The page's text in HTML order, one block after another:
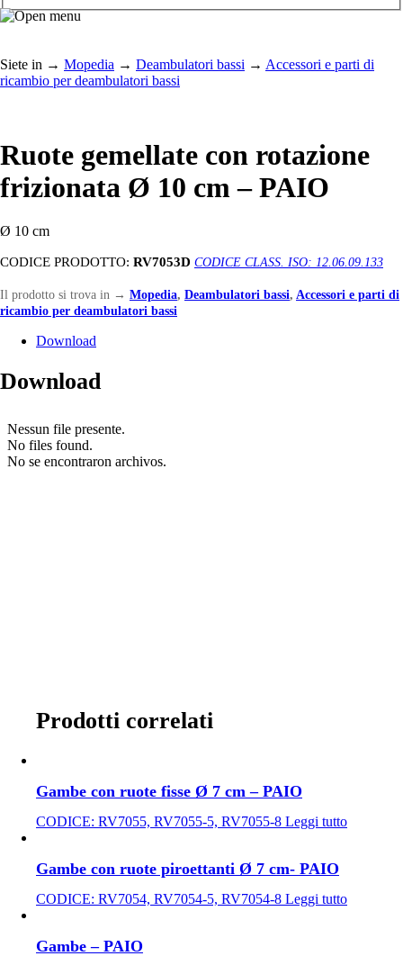
Siete in → Mopedia → Deambulatori bassi → Accessori e parti di
ricambio per deambulatori bassi
Ruote gemellate con rotazione
frizionata Ø 10 cm – PAIO
Ø 10 cm
CODICE PRODOTTO: RV7053D CODICE CLASS. ISO: 12.06.09.133
Il prodotto si trova in → Mopedia, Deambulatori bassi, Accessori e parti di
ricambio per deambulatori bassi
Download
Download
Prodotti correlati
Gambe con ruote fisse Ø 7 cm – PAIO
CODICE: RV7055, RV7055-5, RV7055-8 Leggi tutto
Gambe con ruote piroettanti Ø 7 cm- PAIO
CODICE: RV7054, RV7054-5, RV7054-8 Leggi tutto
Gambe – PAIO